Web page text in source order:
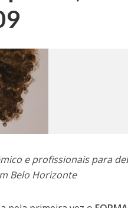
e profissionais para
Belo Horizonte